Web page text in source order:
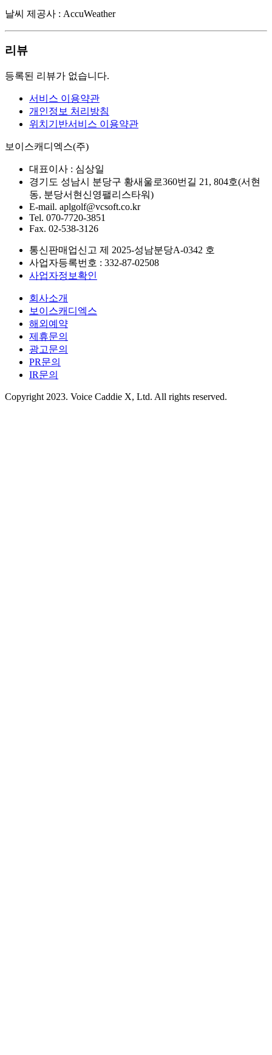
날씨 제공사 : AccuWeather
리뷰
등록된 리뷰가 없습니다.
서비스 이용약관
개인정보 처리방침
위치기반서비스 이용약관
보이스캐디엑스(주)
대표이사 : 심상일
경기도 성남시 분당구 황새울로360번길 21, 804호(서현
동, 분당서현신영팰리스타워)
E-mail. aplgolf@vcsoft.co.kr
Tel. 070-7720-3851
Fax. 02-538-3126
통신판매업신고 제 2025-성남분당A-0342 호
사업자등록번호 : 332-87-02508
사업자정보확인
회사소개
보이스캐디엑스
해외예약
제휴문의
광고문의
PR문의
IR문의
Copyright 2023. Voice Caddie X, Ltd. All rights reserved.